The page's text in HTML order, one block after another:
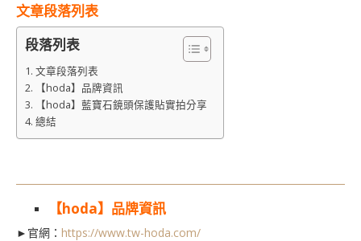
文章段落列表
段落列表
文章段落列表
【hoda】品牌資訊
【hoda】藍寶石鏡頭保護貼實拍分享
總結
【hoda】品牌資訊
►官網： https://www.tw-hoda.com/